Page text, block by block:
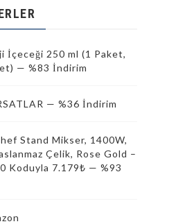
İçeceği 250 ml (1 Paket,
— %83 İndirim
— %36 İndirim
Stand Mikser, 1400W,
Çelik, Rose Gold –
Koduyla 7.179₺ — %93